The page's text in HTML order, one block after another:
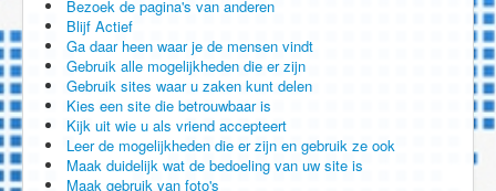
Bezoek de pagina's van anderen
Blijf Actief
Ga daar heen waar je de mensen vindt
Gebruik alle mogelijkheden die er zijn
Gebruik sites waar u zaken kunt delen
Kies een site die betrouwbaar is
Kijk uit wie u als vriend accepteert
Leer de mogelijkheden die er zijn en gebruik ze ook
Maak duidelijk wat de bedoeling van uw site is
Maak gebruik van foto's